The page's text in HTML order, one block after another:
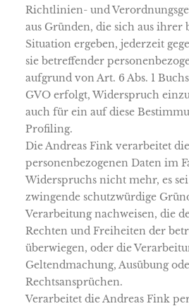
Richtlinien- und
aus Gründen, die sich aus ihrer
Situation ergeben, jederzeit
sie betreffender
aufgrund von Art. 6 Abs. 1
GVO erfolgt, Widerspruch
auch für ein auf diese
Profiling.
Die Andreas Fink verarbeitet die
personenbezogenen Daten im
Widerspruchs nicht mehr, es
zwingende schutzwürdige
Verarbeitung nachweisen, die
Rechten und Freiheiten der
überwiegen, oder die
Geltendmachung, Ausübung
Rechtsansprüchen.
Verarbeitet die Andreas Fink